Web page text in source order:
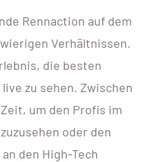
Rennaction auf dem
Verhältnissen.
die besten
zu sehen. Zwischen
um den Profis im
oder den
den High-Tech